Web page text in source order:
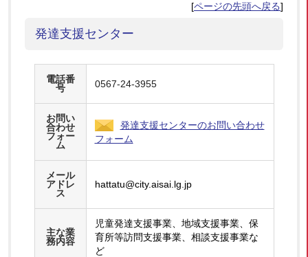
[ページの先頭へ戻る]
発達支援センター
電話番
号
0567-24-3955
お問い
合わせ
フォー
ム
発達支援センターのお問い合わせ
フォーム
メール
アドレ
ス
hattatu@city.aisai.lg.jp
主な業
務内容
児童発達支援事業、地域支援事業、保
育所等訪問支援事業、相談支援事業な
ど